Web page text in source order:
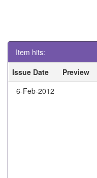
Item hits:
Issue Date
Preview
6-Feb-2012